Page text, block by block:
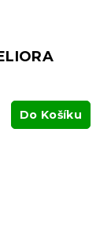
Do Košíku